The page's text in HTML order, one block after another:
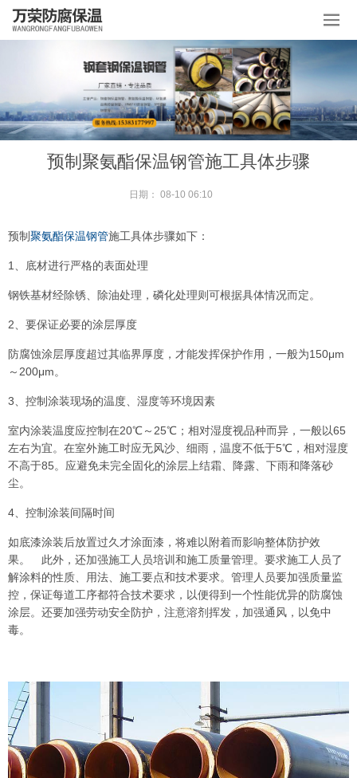
预制聚氨酯保温钢管施工具体步骤
日期： 08-10 06:10
预制聚氨酯保温钢管施工具体步骤如下：
1、底材进行严格的表面处理
钢铁基材经除锈、除油处理，磷化处理则可根据具体情况而定。
2、要保证必要的涂层厚度
防腐蚀涂层厚度超过其临界厚度，才能发挥保护作用，一般为150μm
～200μm。
3、控制涂装现场的温度、湿度等环境因素
室内涂装温度应控制在20℃～25℃；相对湿度视品种而异，一般以65
左右为宜。在室外施工时应无风沙、细雨，温度不低于5℃，相对湿度
不高于85。应避免未完全固化的涂层上结霜、降露、下雨和降落砂
尘。
4、控制涂装间隔时间
如底漆涂装后放置过久才涂面漆，将难以附着而影响整体防护效
果。 此外，还加强施工人员培训和施工质量管理。要求施工人员了
解涂料的性质、用法、施工要点和技术要求。管理人员要加强质量监
控，保证每道工序都符合技术要求，以便得到一个性能优异的防腐蚀
涂层。还要加强劳动安全防护，注意溶剂挥发，加强通风，以免中
毒。